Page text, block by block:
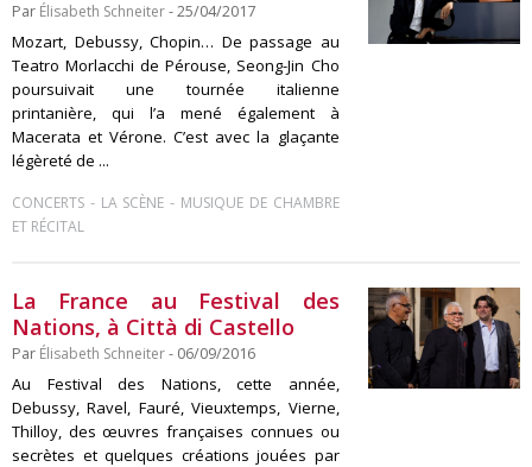
Par Élisabeth Schneiter- 25/04/2017
Mozart, Debussy, Chopin… De passage au
Teatro Morlacchi de Pérouse, Seong-Jin Cho
poursuivait une tournée italienne
printanière, qui l’a mené également à
Macerata et Vérone. C’est avec la glaçante
légèreté de ...
CONCERTS - LA SCÈNE - MUSIQUE DE CHAMBRE
ET RÉCITAL
La France au Festival des
Nations, à Città di Castello
Par Élisabeth Schneiter- 06/09/2016
Au Festival des Nations, cette année,
Debussy, Ravel, Fauré, Vieuxtemps, Vierne,
Thilloy, des œuvres françaises connues ou
secrètes et quelques créations jouées par